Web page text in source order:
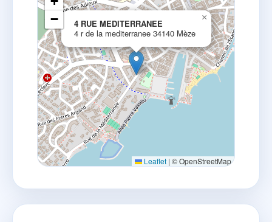
4 RUE MEDITERRANEE
4 r de la mediterranee 34140 Mèze
×
−
Leaflet | © OpenStreetMap